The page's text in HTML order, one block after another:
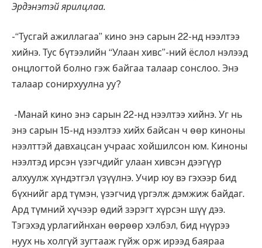
Эрдэнэтэй ярилцлаа.
-“Тусгай ажиллагаа” кино энэ сарын 22-нд нээлтээ
хийнэ. Тус бүтээлийн “Улаан хивс”-ний ёслол нэлээд
онцлогтой болно гэж байгаа талаар сонслоо. Энэ
талаар сонирхуулна уу?
-Манай кино энэ сарын 22-нд нээлтээ хийнэ. Уг нь
энэ сарын 15-нд нээлтээ хийх байсан ч өөр киноны
нээлттэй давхацсан учраас хойшилсон юм. Киноны
нээлтэд ирсэн үзэгчдийг улаан хивсэн дээгүүр
алхуулж хүндэтгэл үзүүлнэ. Учир юу вэ гэхээр бид
бүхнийг ард түмэн, үзэгчид үргэлж дэмжиж байдаг.
Ард түмний хүчээр өдий зэрэгт хүрсэн шүү дээ.
Тэгэхэд урлагийнхан өөрөөр хэлбэл, бид нүүрээ
нуух нь холгүй зугтааж гүйж орж ирээд баяраа